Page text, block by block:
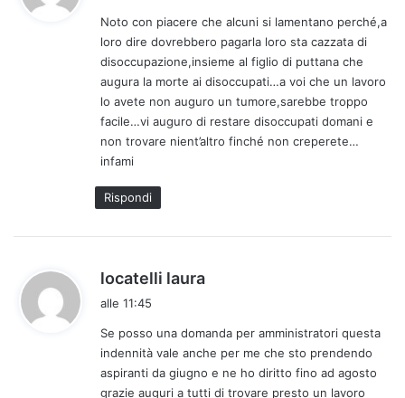
e
t
t
o
:
Noto con piacere che alcuni si lamentano perché,a
loro dire dovrebbero pagarla loro sta cazzata di
disoccupazione,insieme al figlio di puttana che
augura la morte ai disoccupati…a voi che un lavoro
lo avete non auguro un tumore,sarebbe troppo
facile…vi auguro di restare disoccupati domani e
non trovare nient’altro finché non creperete…
infami
Rispondi
locatelli laura
e
t
t
alle 11:45
Se posso una domanda per amministratori questa
indennità vale anche per me che sto prendendo
aspiranti da giugno e ne ho diritto fino ad agosto
grazie auguri a tutti di trovare presto un lavoro